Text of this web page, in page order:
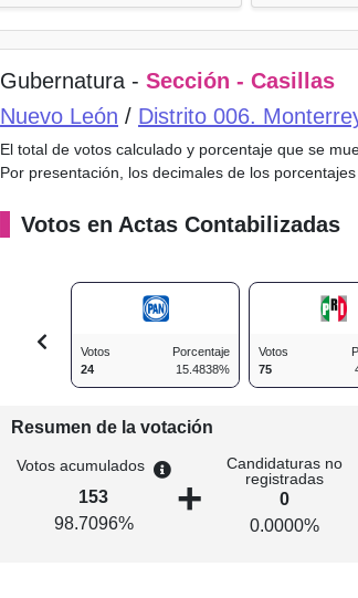
Gubernatura - Sección - Casillas
Nuevo León / Distrito 006.
El total de votos calculado y porcentaje que se
Por presentación, los decimales de los
Votos en Actas Contabilizadas
Votos
24
Porcentaje
15.4838%
Votos
75
Resumen de la votación
Votos acumulados
153
98.7096%
+
Candidaturas no
registradas
0
0.0000%